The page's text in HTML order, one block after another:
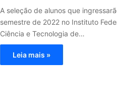
A seleção de alunos que
semestre de 2022 no Instituto
Ciência e Tecnologia de…
Leia mais »